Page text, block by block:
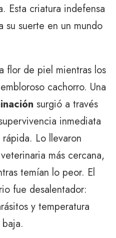
Esta criatura indefensa
su suerte en un mundo
flor de piel mientras los
cachorro. Una
surgió a través
inmediata
Lo llevaron
más cercana,
temían lo peor. El
fue desalentador:
y temperatura